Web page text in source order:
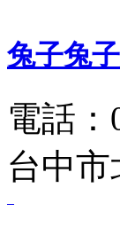
兔子兔
電話：
台中市